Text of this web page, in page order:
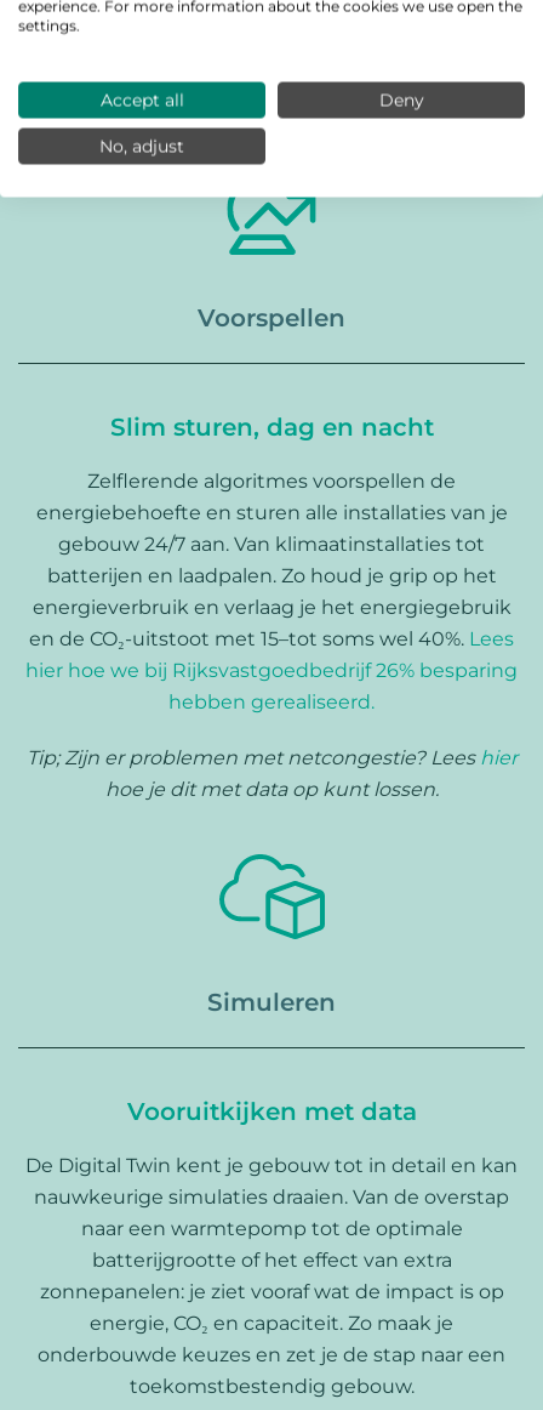
onderzoek blijkt dat 70% van de HVAC installaties
CroonWolter&Dros geholpen hebben met dit
probleem.
Voorspellen
Slim sturen, dag en nacht
Zelflerende algoritmes voorspellen de
energiebehoefte en sturen alle installaties van je
gebouw 24/7 aan. Van klimaatinstallaties tot
batterijen en laadpalen. Zo houd je grip op het
energieverbruik en verlaag je het energiegebruik
en de CO₂-uitstoot met 15–tot soms wel 40%. Lees
hier hoe we bij Rijksvastgoedbedrijf 26% besparing
hebben gerealiseerd.
Tip; Zijn er problemen met netcongestie? Lees hier
hoe je dit met data op kunt lossen.
Simuleren
Vooruitkijken met data
De Digital Twin kent je gebouw tot in detail en kan
nauwkeurige simulaties draaien. Van de overstap
naar een warmtepomp tot de optimale
batterijgrootte of het effect van extra
zonnepanelen: je ziet vooraf wat de impact is op
energie, CO₂ en capaciteit. Zo maak je
onderbouwde keuzes en zet je de stap naar een
toekomstbestendig gebouw.
experience. For more information about the cookies we use open the
settings.
Accept all Deny
No, adjust